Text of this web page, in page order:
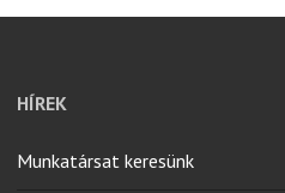
HÍREK
Munkatársat keresünk